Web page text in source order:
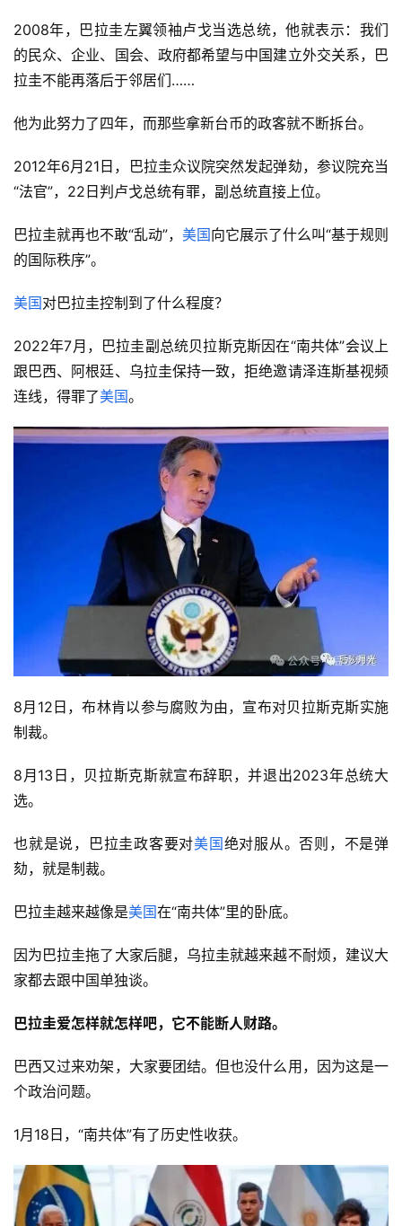
2008年，巴拉圭左翼领袖卢戈当选总统，他就表示：我们
的民众、企业、国会、政府都希望与中国建立外交关系，巴
拉圭不能再落后于邻居们……
他为此努力了四年，而那些拿新台币的政客就不断拆台。
2012年6月21日，巴拉圭众议院突然发起弹劾，参议院充当
“法官”，22日判卢戈总统有罪，副总统直接上位。
巴拉圭就再也不敢“乱动”， 美国向它展示了什么叫“基于规则
的国际秩序”。
美国对巴拉圭控制到了什么程度？
2022年7月，巴拉圭副总统贝拉斯克斯因在“南共体”会议上
跟巴西、阿根廷、乌拉圭保持一致，拒绝邀请泽连斯基视频
连线，得罪了美国。
8月12日，布林肯以参与腐败为由，宣布对贝拉斯克斯实施
制裁。
8月13日，贝拉斯克斯就宣布辞职，并退出2023年总统大
选。
也就是说，巴拉圭政客要对美国绝对服从。否则，不是弹
劾，就是制裁。
巴拉圭越来越像是美国在“南共体”里的卧底。
因为巴拉圭拖了大家后腿，乌拉圭就越来越不耐烦，建议大
家都去跟中国单独谈。
巴拉圭爱怎样就怎样吧，它不能断人财路。
巴西又过来劝架，大家要团结。但也没什么用，因为这是一
个政治问题。
1月18日，“南共体”有了历史性收获。